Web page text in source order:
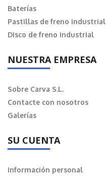
Baterías
Pastillas de freno industrial
Disco de freno industrial
NUESTRA EMPRESA
Sobre Carva S.L.
Contacte con nosotros
Galerías
SU CUENTA
Información personal